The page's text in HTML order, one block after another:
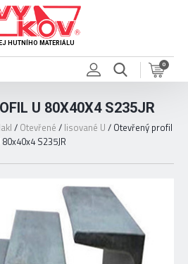
HUTNÍHO MATERIÁLU
0
U 80X40X4 S235JR
/ Otevřené / lisované U / Otevřený profil
80x40x4 S235JR